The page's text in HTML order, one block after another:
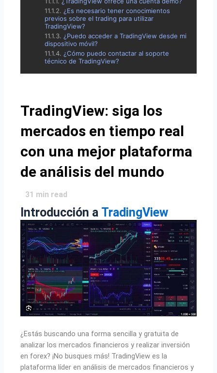
¿Es necesario tener conocimientos
previos sobre el trading para utilizar
TradingView?
¿Puedo acceder a TradingView desde mi
dispositivo móvil?
¿Cómo puedo contactar al soporte
técnico de TradingView?
TradingView: siga los
mercados en tiempo real
con una mejor plataforma
de análisis del mundo
31 min read
Introducción a TradingView
¿Estás buscando una forma sencilla y gratuita de
analizar los mercados financieros y realizar inversión
en forex? ¡No busques más! TradingView es la
plataforma líder en análisis de mercados financieros y